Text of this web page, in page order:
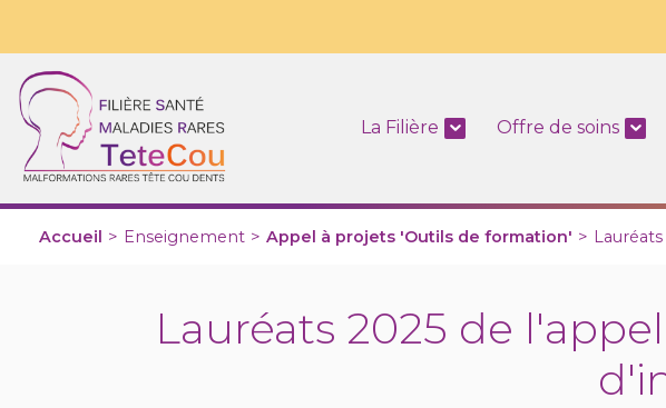
La Filière Offre de soins
Accueil > Enseignement > Appel à projets 'Outils de formation' >
Lauréats 2025 de